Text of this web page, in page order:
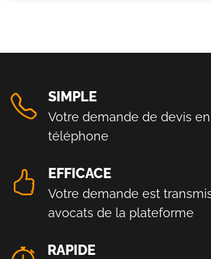
SIMPLE
Votre demande de devis
téléphone
EFFICACE
Votre demande est
avocats de la plateforme
RAPIDE